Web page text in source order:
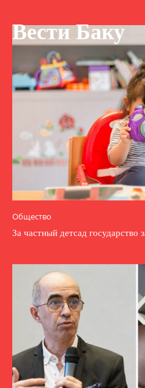
Вести Баку
Общество
За частный детсад государство